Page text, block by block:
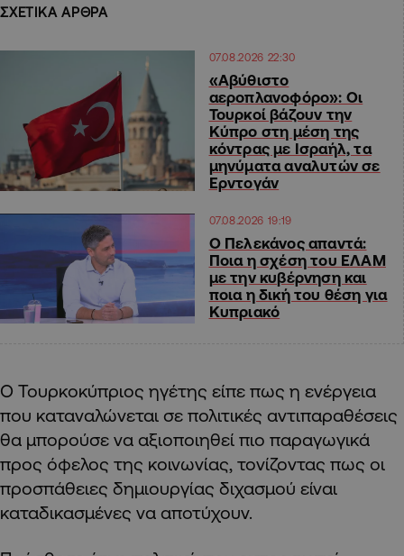
ΣΧΕΤΙΚΑ ΑΡΘΡΑ
07.08.2026 22:30
«Αβύθιστο
αεροπλανοφόρο»: Οι
Τουρκοί βάζουν την
Κύπρο στη μέση της
κόντρας με Ισραήλ, τα
μηνύματα αναλυτών σε
Ερντογάν
07.08.2026 19:19
Ο Πελεκάνος απαντά:
Ποια η σχέση του ΕΛΑΜ
με την κυβέρνηση και
ποια η δική του θέση για
Κυπριακό
Ο Τουρκοκύπριος ηγέτης είπε πως η ενέργεια
που καταναλώνεται σε πολιτικές αντιπαραθέσεις
θα μπορούσε να αξιοποιηθεί πιο παραγωγικά
προς όφελος της κοινωνίας, τονίζοντας πως οι
προσπάθειες δημιουργίας διχασμού είναι
καταδικασμένες να αποτύχουν.